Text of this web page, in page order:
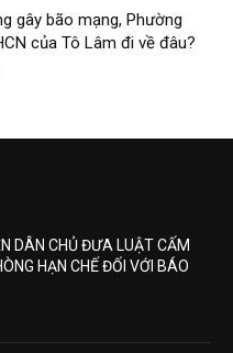
gây bão mạng, Phường
của Tô Lâm đi về đâu?
DÂN CHỦ ĐƯA LUẬT CẤM
HẠN CHẾ ĐỐI VỚI BÁO